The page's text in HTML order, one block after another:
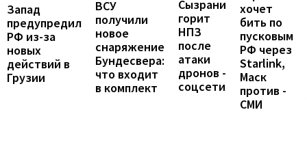
Запад
предупредил
РФ из-за
новых
действий в
Грузии
ВСУ
получили
новое
снаряжение
Бундесвера:
что входит
в комплект
Сызрани
горит
НПЗ
после
атаки
дронов -
соцсети
хочет
бить по
пусковым
РФ через
Starlink,
Маск
против -
СМИ